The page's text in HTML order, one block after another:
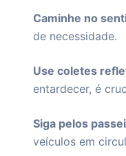
Caminhe no
de necessidade.
Use coletes
entardecer, é
Siga pelos
veículos em